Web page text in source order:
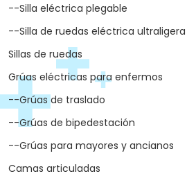
--Silla eléctrica plegable
--Silla de ruedas eléctrica ultraligera
Sillas de ruedas
Grúas eléctricas para enfermos
--Grúas de traslado
--Grúas de bipedestación
--Grúas para mayores y ancianos
Camas articuladas